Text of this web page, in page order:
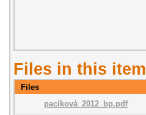
Files in this item
Files
pacíková_2012_bp.pdf